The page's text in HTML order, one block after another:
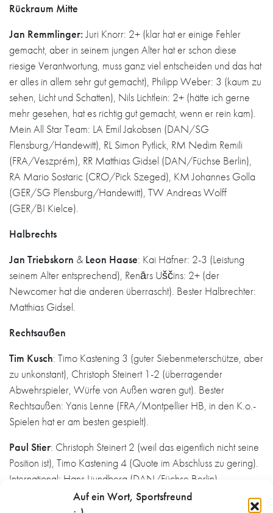
Auf ein Wort, Sportsfreund
Rückraum Mitte
Jan Remmlinger:Juri Knorr: 2+ (klar hat er einige Fehler
gemacht, aber in seinem jungen Alter hat er schon diese
riesige Verantwortung, muss ganz viel entscheiden und das hat
er alles in allem sehr gut gemacht), Philipp Weber: 3 (kaum zu
sehen, Licht und Schatten), Nils Lichtlein: 2+ (hätte ich gerne
mehr gesehen, hat es richtig gut gemacht, wenn er rein kam).
Mein All Star Team: LA Emil Jakobsen (DAN/SG
Flensburg/Handewitt), RL Simon Pytlick, RM Nedim Remili
(FRA/Veszprém), RR Matthias Gidsel (DAN/Füchse Berlin),
RA Mario Sostaric (CRO/Pick Szeged), KM Johannes Golla
(GER/SG Plensburg/Handewitt), TW Andreas Wolff
(GER/BI Kielce).
Halbrechts
Jan Triebskorn & Leon Haase: Kai Häfner: 2-3 (Leistung
seinem Alter entsprechend), Renārs Uščins: 2+ (der
Newcomer hat die anderen überrascht). Bester Halbrechter:
Matthias Gidsel.
Rechtsaußen
Tim Kusch: Timo Kastening 3 (guter Siebenmeterschütze, aber
zu unkonstant), Christoph Steinert 1-2 (überragender
Abwehrspieler, Würfe von Außen waren gut). Bester
Rechtsaußen: Yanis Lenne (FRA/Montpellier HB, in den K.o.-
Spielen hat er am besten gespielt).
Paul Stier: Christoph Steinert 2 (weil das eigentlich nicht seine
Position ist), Timo Kastening 4 (Quote im Abschluss zu gering).
International: Hans Liundberg (DAN/Füchse Berlin).